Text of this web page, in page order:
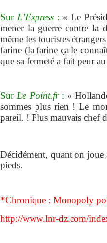
Sur L’Express: « Le
mener la guerre contre la
même les touristes
farine (la farine ça le
que sa fermeté a fait peur
Sur Le Point.fr: «
sommes plus rien ! Le
pareil. ! Plus mauvais chef
Décidément, quant on
pieds.
*Chronique : Monopoly
http://www.lnr-dz.com/